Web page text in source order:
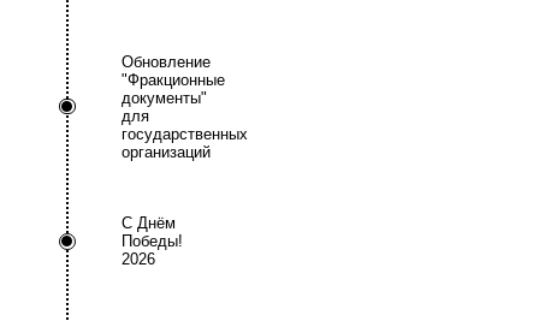
Обновление
"Фракционные
документы"
для
государственных
организаций
С Днём
Победы!
2026